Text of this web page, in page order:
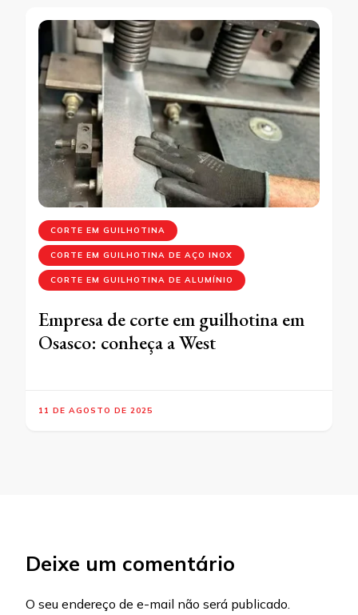
CORTE EM GUILHOTINA
CORTE EM GUILHOTINA DE AÇO INOX
CORTE EM GUILHOTINA DE ALUMÍNIO
Empresa de corte em guilhotina em
Osasco: conheça a West
11 DE AGOSTO DE 2025
Deixe um comentário
O seu endereço de e-mail não será publicado.